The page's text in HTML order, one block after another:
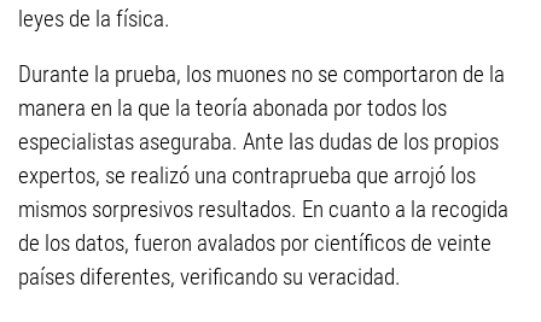
leyes de la física.
Durante la prueba, los muones no se comportaron de la
manera en la que la teoría abonada por todos los
especialistas aseguraba. Ante las dudas de los propios
expertos, se realizó una contraprueba que arrojó los
mismos sorpresivos resultados. En cuanto a la recogida
de los datos, fueron avalados por científicos de veinte
países diferentes, verificando su veracidad.